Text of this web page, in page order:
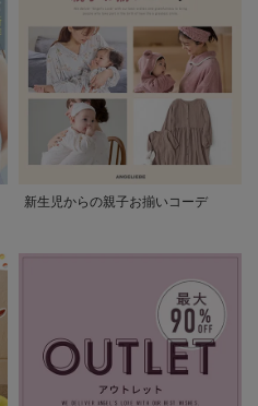
新生児からの親子お揃いコーデ